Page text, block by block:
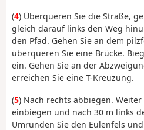
(4) Überqueren Sie die Straße,
gleich darauf links den Weg
den Pfad. Gehen Sie an dem
überqueren Sie eine Brücke.
ein. Gehen Sie an der
erreichen Sie eine T-Kreuzung.
(5) Nach rechts abbiegen.
einbiegen und nach 30 m links
Umrunden Sie den Eulenfels